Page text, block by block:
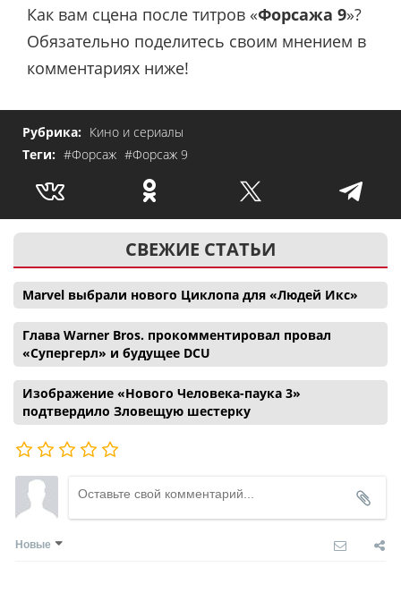
Как вам сцена после титров «Форсажа 9»?
Обязательно поделитесь своим мнением в
комментариях ниже!
Рубрика: Кино и сериалы
Теги: #Форсаж #Форсаж 9
СВЕЖИЕ СТАТЬИ
Marvel выбрали нового Циклопа для «Людей Икс»
Глава Warner Bros. прокомментировал провал
«Супергерл» и будущее DCU
Изображение «Нового Человека-паука 3»
подтвердило Зловещую шестерку
Новые